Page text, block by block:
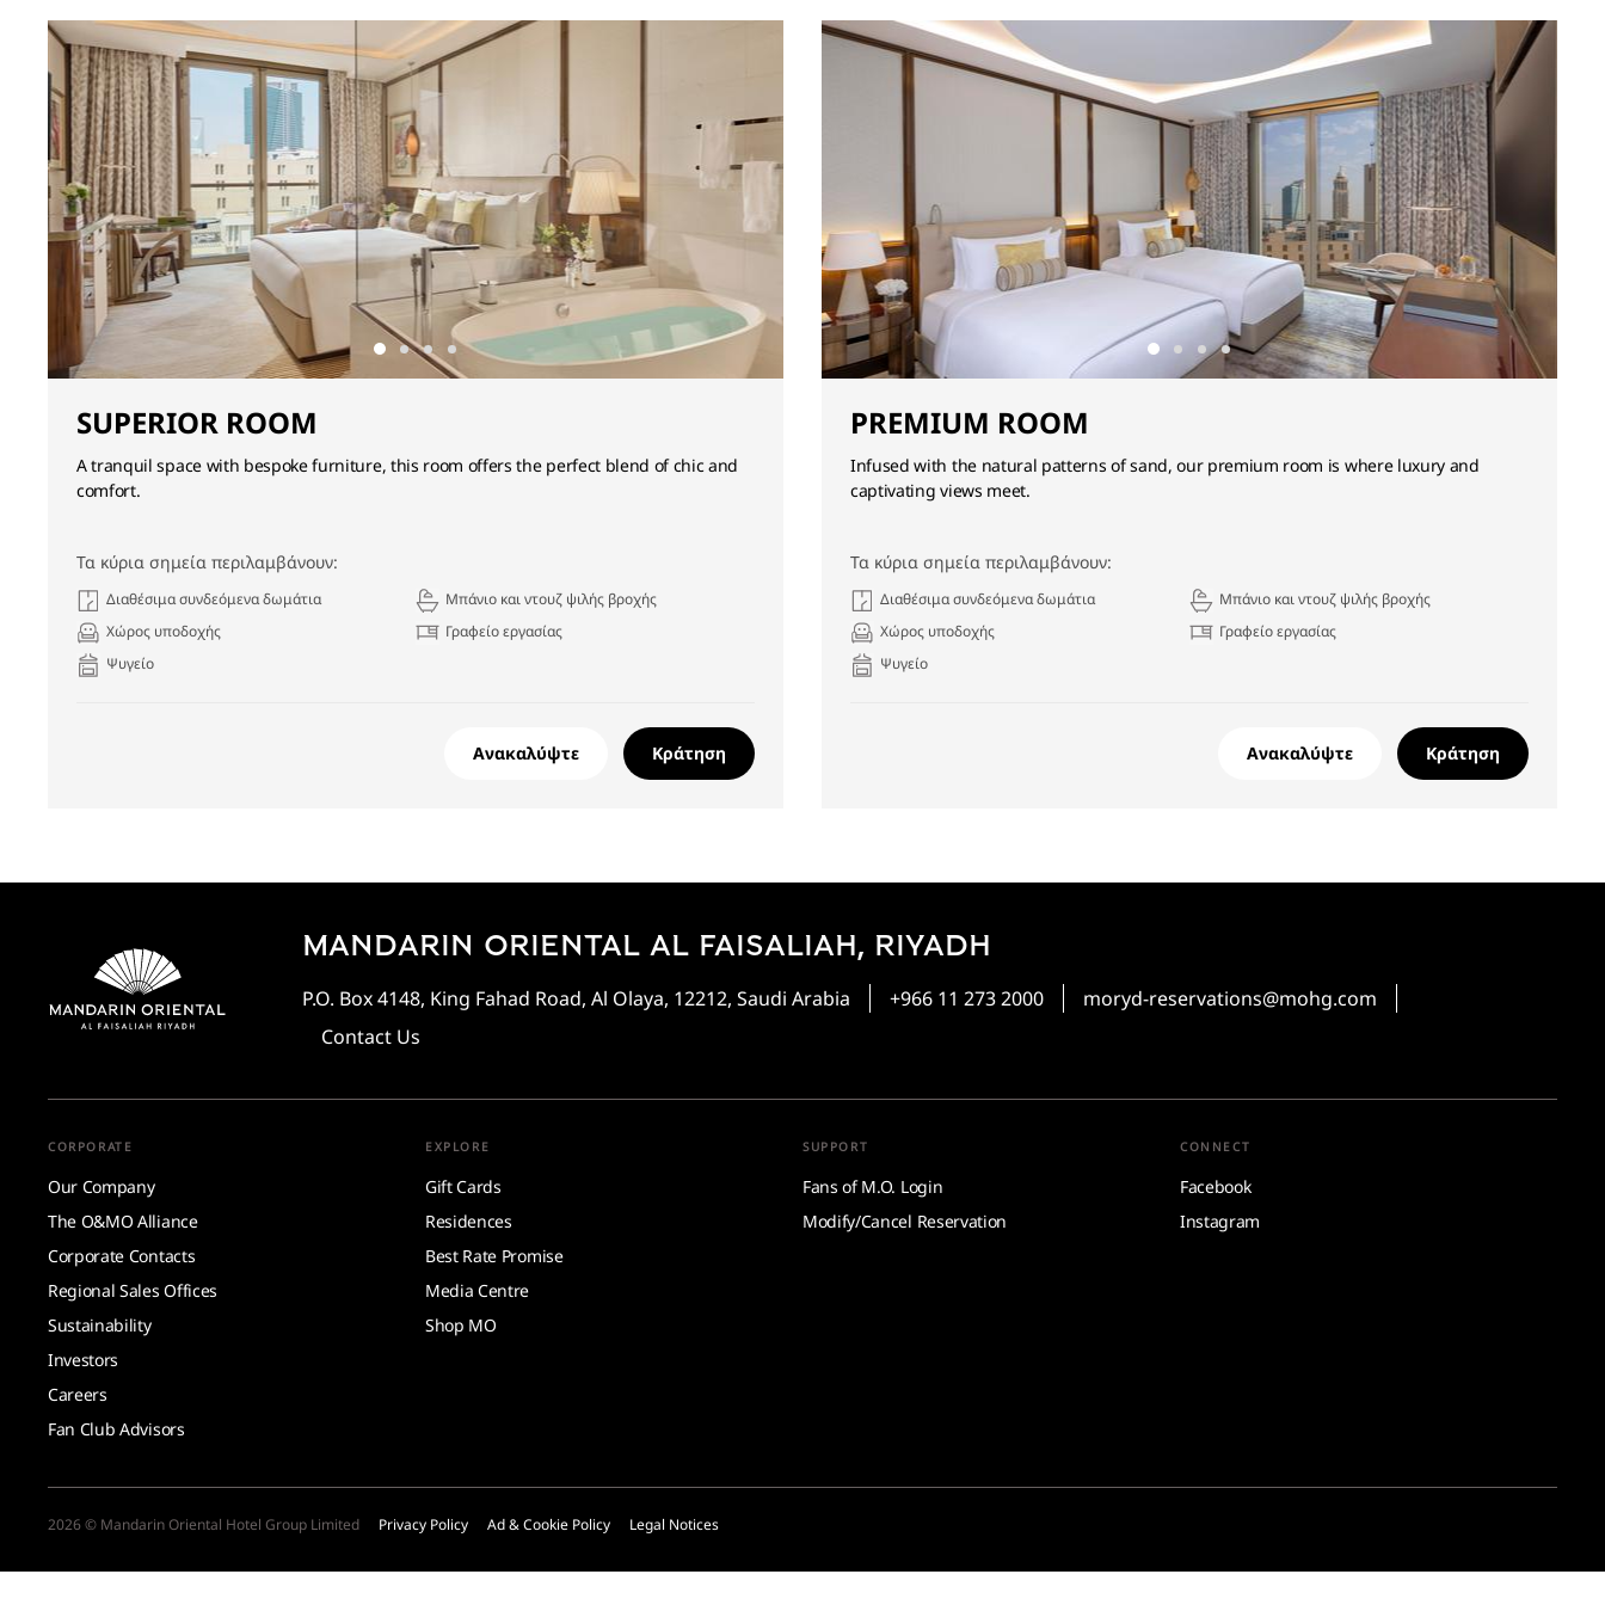
SUPERIOR ROOM
A tranquil space with bespoke furniture, this room offers the perfect blend of chic and
comfort.
Τα κύρια σημεία περιλαμβάνουν:
Διαθέσιμα συνδεόμενα δωμάτια
Μπάνιο και ντουζ ψιλής βροχής
Χώρος υποδοχής
Γραφείο εργασίας
Ψυγείο
Ανακαλύψτε Κράτηση
PREMIUM ROOM
Infused with the natural patterns of sand, our premium room is where luxury and
captivating views meet.
Τα κύρια σημεία περιλαμβάνουν:
Διαθέσιμα συνδεόμενα δωμάτια
Μπάνιο και ντουζ ψιλής βροχής
Χώρος υποδοχής
Γραφείο εργασίας
Ψυγείο
Ανακαλύψτε Κράτηση
MANDARIN ORIENTAL AL FAISALIAH, RIYADH
P.O. Box 4148, King Fahad Road, Al Olaya, 12212, Saudi Arabia +966 11 273 2000
moryd-reservations@mohg.com
Contact Us
CORPORATE
Our Company
The O&MO Alliance
Corporate Contacts
Regional Sales Offices
Sustainability
Investors
Careers
Fan Club Advisors
EXPLORE
Gift Cards
Residences
Best Rate Promise
Media Centre
Shop MO
SUPPORT
Fans of M.O. Login
Modify/Cancel Reservation
CONNECT
Facebook
Instagram
2026 © Mandarin Oriental Hotel Group Limited Privacy Policy Ad & Cookie Policy Legal Notices